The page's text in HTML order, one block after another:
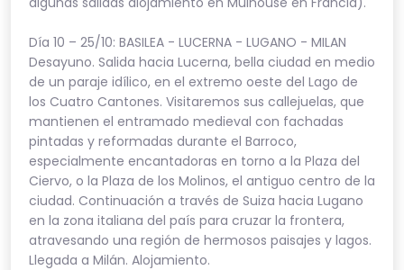
Día 10 – 25/10: BASILEA - LUCERNA - LUGANO - MILAN
Desayuno. Salida hacia Lucerna, bella ciudad en medio
de un paraje idílico, en el extremo oeste del Lago de
los Cuatro Cantones. Visitaremos sus callejuelas, que
mantienen el entramado medieval con fachadas
pintadas y reformadas durante el Barroco,
especialmente encantadoras en torno a la Plaza del
Ciervo, o la Plaza de los Molinos, el antiguo centro de la
ciudad. Continuación a través de Suiza hacia Lugano
en la zona italiana del país para cruzar la frontera,
atravesando una región de hermosos paisajes y lagos.
Llegada a Milán. Alojamiento.